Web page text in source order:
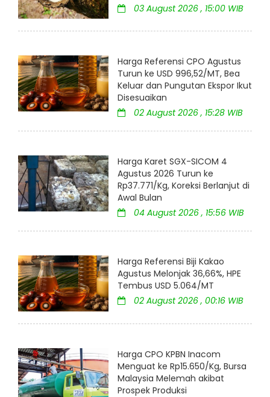
03 August 2026 , 15:00 WIB
Harga Referensi CPO Agustus
Turun ke USD 996,52/MT, Bea
Keluar dan Pungutan Ekspor Ikut
Disesuaikan
02 August 2026 , 15:28 WIB
Harga Karet SGX-SICOM 4
Agustus 2026 Turun ke
Rp37.771/Kg, Koreksi Berlanjut di
Awal Bulan
04 August 2026 , 15:56 WIB
Harga Referensi Biji Kakao
Agustus Melonjak 36,66%, HPE
Tembus USD 5.064/MT
02 August 2026 , 00:16 WIB
Harga CPO KPBN Inacom
Menguat ke Rp15.650/Kg, Bursa
Malaysia Melemah akibat
Prospek Produksi